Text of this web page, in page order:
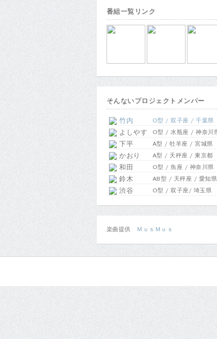
番組一覧リンク
そんないプロジェクトメンバー
竹内 O型 / 双子座 / 千葉県
よしやす O型 / 水瓶座 / 神奈川
下平 A型 / 牡羊座 / 宮城県
かおり A型 / 天秤座 / 東京都
和田 O型 / 魚座 / 神奈川県
鈴木 AB型 / 天秤座 / 愛知県
渋谷 O型 / 双子座/ 埼玉県
楽曲提供 ＭｕｓＭｕｓ